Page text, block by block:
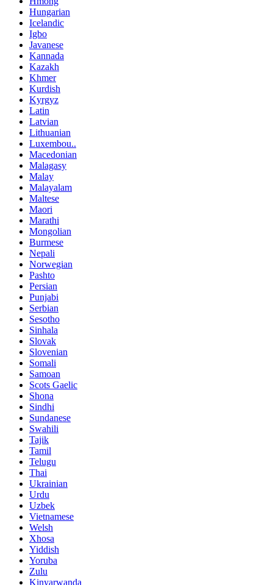
Hungarian
Icelandic
Igbo
Javanese
Kannada
Kazakh
Khmer
Kurdish
Kyrgyz
Latin
Latvian
Lithuanian
Luxembou..
Macedonian
Malagasy
Malay
Malayalam
Maltese
Maori
Marathi
Mongolian
Burmese
Nepali
Norwegian
Pashto
Persian
Punjabi
Serbian
Sesotho
Sinhala
Slovak
Slovenian
Somali
Samoan
Scots Gaelic
Shona
Sindhi
Sundanese
Swahili
Tajik
Tamil
Telugu
Thai
Ukrainian
Urdu
Uzbek
Vietnamese
Welsh
Xhosa
Yiddish
Yoruba
Zulu
Kinyarwanda